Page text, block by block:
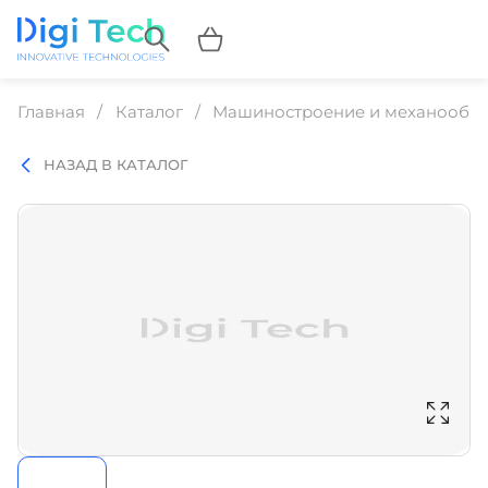
Главная Каталог Машиностроение и
НАЗАД В КАТАЛОГ